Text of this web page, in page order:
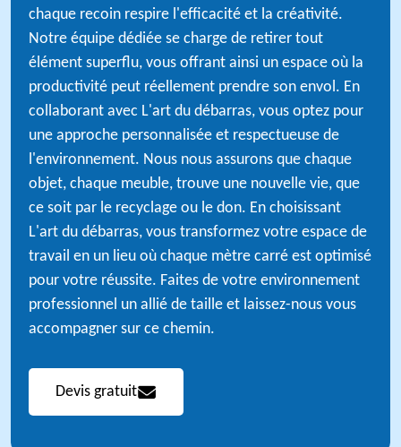
chaque recoin respire l'efficacité et la créativité.
Notre équipe dédiée se charge de retirer tout
élément superflu, vous offrant ainsi un espace où la
productivité peut réellement prendre son envol. En
collaborant avec L'art du débarras, vous optez pour
une approche personnalisée et respectueuse de
l'environnement. Nous nous assurons que chaque
objet, chaque meuble, trouve une nouvelle vie, que
ce soit par le recyclage ou le don. En choisissant
L'art du débarras, vous transformez votre espace de
travail en un lieu où chaque mètre carré est optimisé
pour votre réussite. Faites de votre environnement
professionnel un allié de taille et laissez-nous vous
accompagner sur ce chemin.
Devis gratuit